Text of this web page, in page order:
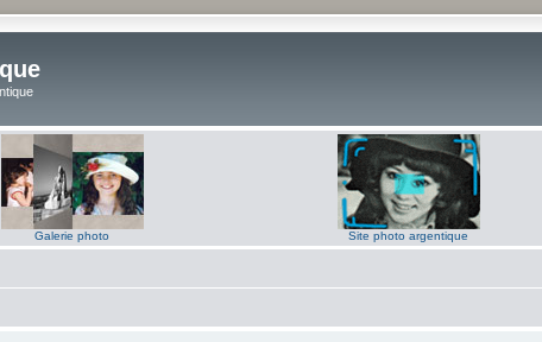
Galerie photo Site photo argentique